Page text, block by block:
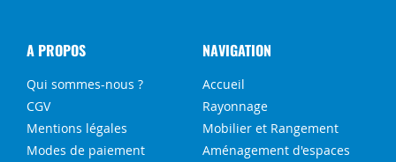
A PROPOS
Qui sommes-nous ?
CGV
Mentions légales
Modes de paiement
NAVIGATION
Accueil
Rayonnage
Mobilier et Rangement
Aménagement d'espaces